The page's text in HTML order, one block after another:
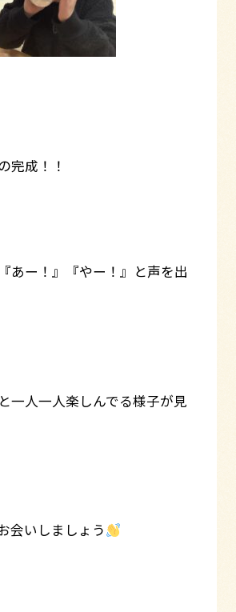
完成！！
あー！』『やー！』と声を出
一人一人楽しんでる様子が見
会いしましょう